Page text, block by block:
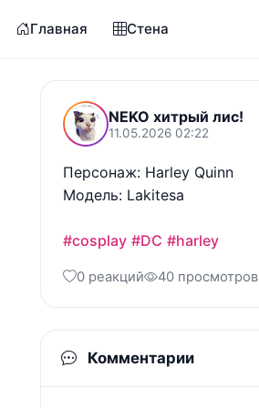
Главная Стена
NEKO хитрый лис!
11.05.2026 02:22
Персонаж: Harley Quinn
Модель: Lakitesa
#cosplay #DC #harley
0 реакций 40 просмотров
Комментарии